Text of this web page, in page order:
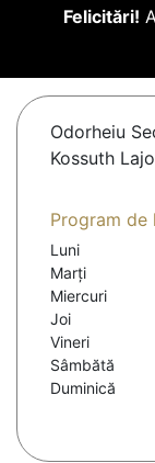
Felicitări!
Odorheiu
Kossuth
Program de
Luni
Marți
Miercuri
Joi
Vineri
Sâmbătă
Duminică